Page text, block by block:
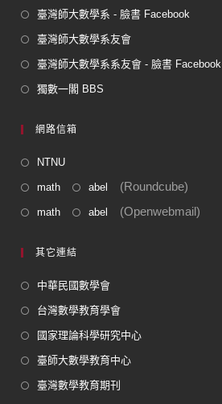
臺灣師大數學系 - 臉書 Facebook
臺灣師大數學系友會
臺灣師大數學系系友會 - 臉書 Facebook
獨數一閣 BBS
網路信箱
NTNU
math abel (Roundcube)
math abel (Openwebmail)
其它連結
中華民國數學會
台灣數學教育學會
國家理論科學研究中心
臺師大數學教育中心
臺灣數學教育期刊